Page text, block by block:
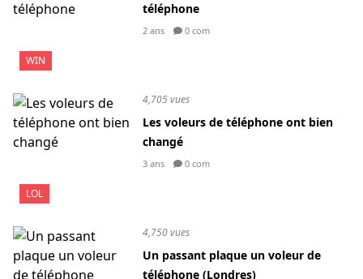
WIN
téléphone
2 ans 0 com
LOL
4,705 vues
Les voleurs de téléphone ont bien
changé
3 ans 0 com
4,750 vues
Un passant plaque un voleur de
téléphone (Londres)